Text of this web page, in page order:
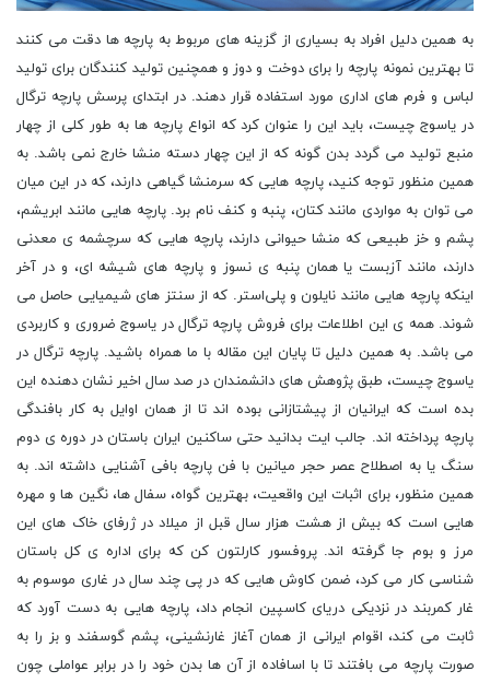
به همین دلیل افراد به بسیاری از گزینه های مربوط به پارچه ها دقت می کنند
تا بهترین نمونه پارچه را برای دوخت و دوز و همچنین تولید کنندگان برای تولید
لباس و فرم های اداری مورد استفاده قرار دهند. در ابتدای پرسش پارچه ترگال
در یاسوج چیست، باید این را عنوان کرد که انواع پارچه ها به طور کلی از چهار
منبع تولید می گردد بدن گونه که از این چهار دسته منشا خارج نمی باشد. به
همین منظور توجه کنید، پارچه ‌هایی که سرمنشا گیاهی دارند، که در این میان
می توان به مواردی مانند کتان، پنبه و کنف نام برد. پارچه ‌هایی مانند ابریشم،
پشم و خز طبیعی که منشا حیوانی دارند، پارچه‌ هایی که سرچشمه ‌ی معدنی
دارند، مانند آزبست یا همان پنبه ‌ی نسوز و پارچه‌ های شیشه ‌ای، و در آخر
اینکه پارچه‌ هایی مانند نایلون و پلی‌استر. که از سنتز های شیمیایی حاصل می
شوند. همه ی این اطلاعات برای فروش پارچه ترگال در یاسوج ضروری و کاربردی
می باشد. به همین دلیل تا پایان این مقاله با ما همراه باشید. پارچه ترگال در
یاسوج چیست، طبق پژوهش های دانشمندان در صد سال اخیر نشان دهنده این
بده است که ایرانیان از پیشتازانی بوده اند تا از همان اوایل به کار بافندگی
پارچه پرداخته اند. جالب ایت بدانید حتی ساکنین ایران باستان در دوره ی دوم
سنگ یا به اصطلاح عصر حجر میانین با فن پارچه بافی آشنایی داشته اند. به
همین منظور، برای اثبات این واقعیت، بهترین گواه، سفال ها، نگین ها و مهره
هایی است که بیش از هشت هزار سال قبل از میلاد در ژرفای خاک های این
مرز و بوم جا گرفته اند. پروفسور کارلتون کن که برای اداره ی کل باستان
شناسی کار می کرد، ضمن کاوش هایی که در پی چند سال در غاری موسوم به
غار کمربند در نزدیکی دریای کاسپین انجام داد، پارچه هایی به دست آورد که
ثابت می کند، اقوام ایرانی از همان آغاز غارنشینی، پشم گوسفند و بز را به
صورت پارچه می بافتند تا با اسافاده از آن ها بدن خود را در برابر عواملی چون